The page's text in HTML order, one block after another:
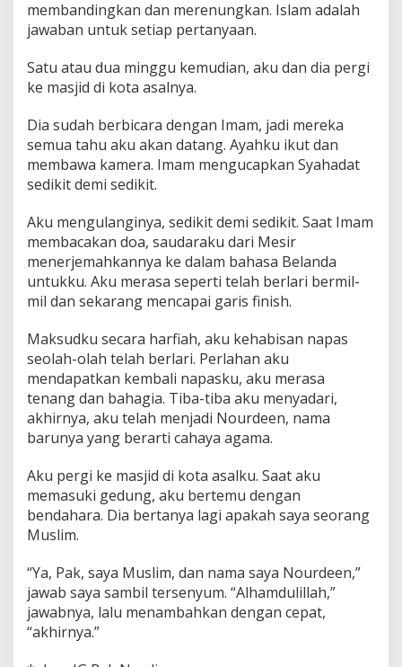
membandingkan dan merenungkan. Islam adalah
jawaban untuk setiap pertanyaan.
Satu atau dua minggu kemudian, aku dan dia pergi
ke masjid di kota asalnya.
Dia sudah berbicara dengan Imam, jadi mereka
semua tahu aku akan datang. Ayahku ikut dan
membawa kamera. Imam mengucapkan Syahadat
sedikit demi sedikit.
Aku mengulanginya, sedikit demi sedikit. Saat Imam
membacakan doa, saudaraku dari Mesir
menerjemahkannya ke dalam bahasa Belanda
untukku. Aku merasa seperti telah berlari bermil-
mil dan sekarang mencapai garis finish.
Maksudku secara harfiah, aku kehabisan napas
seolah-olah telah berlari. Perlahan aku
mendapatkan kembali napasku, aku merasa
tenang dan bahagia. Tiba-tiba aku menyadari,
akhirnya, aku telah menjadi Nourdeen, nama
barunya yang berarti cahaya agama.
Aku pergi ke masjid di kota asalku. Saat aku
memasuki gedung, aku bertemu dengan
bendahara. Dia bertanya lagi apakah saya seorang
Muslim.
“Ya, Pak, saya Muslim, dan nama saya Nourdeen,”
jawab saya sambil tersenyum. “Alhamdulillah,”
jawabnya, lalu menambahkan dengan cepat,
“akhirnya.”